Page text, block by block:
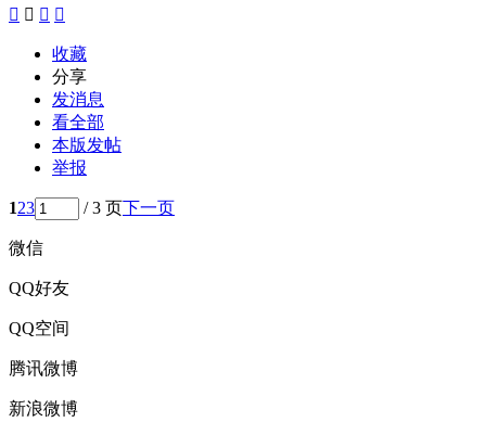
   
收藏
分享
发消息
看全部
本版发帖
举报
123 / 3 页下一页
微信
QQ好友
QQ空间
腾讯微博
新浪微博